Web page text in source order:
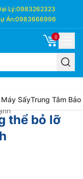
Lý:0983262323
Án:0983666996
0
SấyTrung Tâm Bảo
thể bỏ lỡ